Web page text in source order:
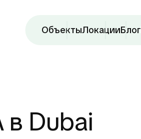
ОбъектыЛокацииБлог
Dubai